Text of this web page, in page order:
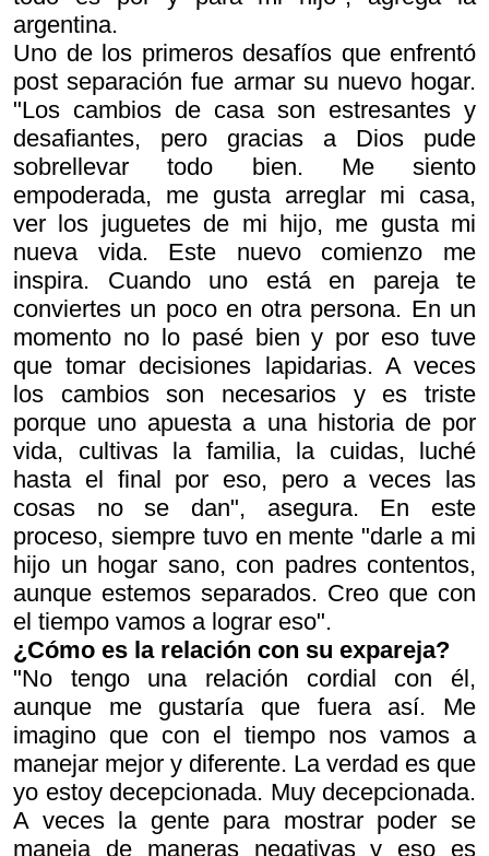
argentina.
Uno de los primeros desafíos que enfrentó
post separación fue armar su nuevo hogar.
"Los cambios de casa son estresantes y
desafiantes, pero gracias a Dios pude
sobrellevar todo bien. Me siento
empoderada, me gusta arreglar mi casa,
ver los juguetes de mi hijo, me gusta mi
nueva vida. Este nuevo comienzo me
inspira. Cuando uno está en pareja te
conviertes un poco en otra persona. En un
momento no lo pasé bien y por eso tuve
que tomar decisiones lapidarias. A veces
los cambios son necesarios y es triste
porque uno apuesta a una historia de por
vida, cultivas la familia, la cuidas, luché
hasta el final por eso, pero a veces las
cosas no se dan", asegura. En este
proceso, siempre tuvo en mente "darle a mi
hijo un hogar sano, con padres contentos,
aunque estemos separados. Creo que con
el tiempo vamos a lograr eso".
¿Cómo es la relación con su expareja?
"No tengo una relación cordial con él,
aunque me gustaría que fuera así. Me
imagino que con el tiempo nos vamos a
manejar mejor y diferente. La verdad es que
yo estoy decepcionada. Muy decepcionada.
A veces la gente para mostrar poder se
maneja de maneras negativas y eso es